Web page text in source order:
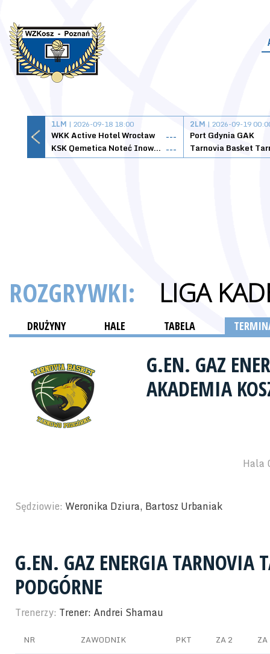
1LM | 2026-09-18 18:00
WKK Active Hotel Wrocław
---
KSK Qemetica Noteć Inowrocław ---
2LM | 2026-09-19
Port Gdynia GAK
ROZGRYWKI: LIGA
DRUŻYNY HALE TABELA
G.EN. GAZ
AKADEMIA
Hala
Sędziowie: Weronika Dziura, Bartosz Urbaniak
G.EN. GAZ ENERGIA TARNOVIA
PODGÓRNE
Trenerzy: Trener: Andrei Shamau
NR ZAWODNIK PKT ZA 2 ZA